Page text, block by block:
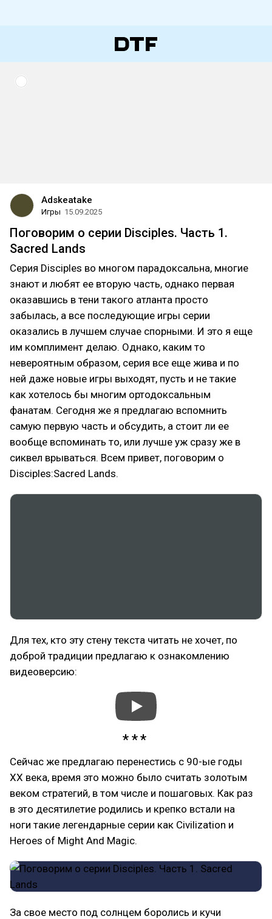
Adskeatake
Игры 15.09.2025
Поговорим о серии Disciples. Часть 1.
Sacred Lands
Серия Disciples во многом парадоксальна, многие
знают и любят ее вторую часть, однако первая
оказавшись в тени такого атланта просто
забылась, а все последующие игры серии
оказались в лучшем случае спорными. И это я еще
им комплимент делаю. Однако, каким то
невероятным образом, серия все еще жива и по
ней даже новые игры выходят, пусть и не такие
как хотелось бы многим ортодоксальным
фанатам. Сегодня же я предлагаю вспомнить
самую первую часть и обсудить, а стоит ли ее
вообще вспоминать то, или лучше уж сразу же в
сиквел врываться. Всем привет, поговорим о
Disciples:Sacred Lands.
Для тех, кто эту стену текста читать не хочет, по
доброй традиции предлагаю к ознакомлению
видеоверсию:
Сейчас же предлагаю перенестись с 90-ые годы
XX века, время это можно было считать золотым
веком стратегий, в том числе и пошаговых. Как раз
в это десятилетие родились и крепко встали на
ноги такие легендарные серии как Civilization и
Heroes of Might And Magic.
За свое место под солнцем боролись и кучи